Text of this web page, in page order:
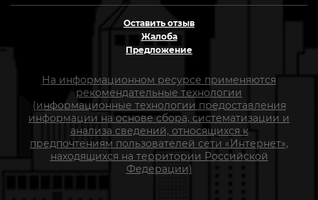
Оставить отзыв
Жалоба
Предложение
На информационном ресурсе применяются
рекомендательные технологии
(информационные технологии предоставления
информации на основе сбора, систематизации и
анализа сведений, относящихся к
предпочтениям пользователей сети «Интернет»,
находящихся на территории Российской
Федерации)